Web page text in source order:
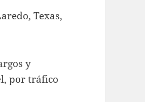
Texas,
y
por tráfico